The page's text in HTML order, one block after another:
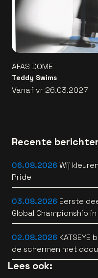
AFAS DOME
Teddy Swims
Vanaf vr 26.03.2027
Recente
06.08.2026 Wij
Pride
03.08.2026 Eerste
Global Championship
bekend
02.08.2026
de schermen met
HEARTS [trailer]
Lees ook: